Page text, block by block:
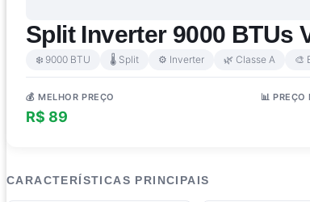
Split Inverter 9000 BTUs
❄️ 9000 BTU 🌡️ Split ⚙️ Inverter 🌿 Classe A 🎨
💰 MELHOR PREÇO
R$ 89
📊 PREÇO
CARACTERÍSTICAS PRINCIPAIS